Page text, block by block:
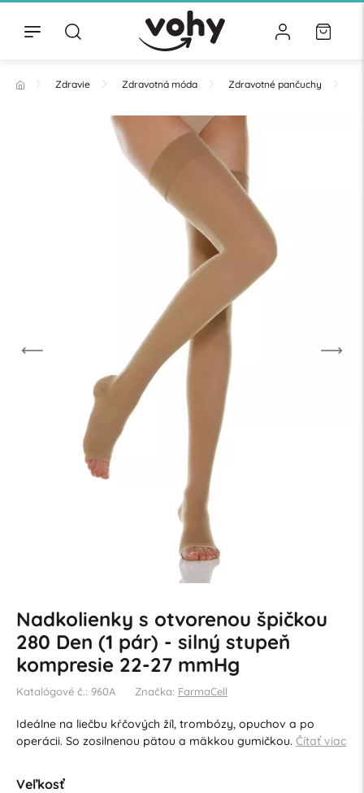
Zdravie Zdravotná móda Zdravotné pančuchy
Nadkolienky s otvorenou špičkou
280 Den (1 pár) - silný stupeň
kompresie 22-27 mmHg
Katalógové č.: 960A Značka: FarmaCell
Ideálne na liečbu kŕčových žíl, trombózy, opuchov a po
operácii. So zosilnenou pätou a mäkkou gumičkou. Čítať viac
Veľkosť